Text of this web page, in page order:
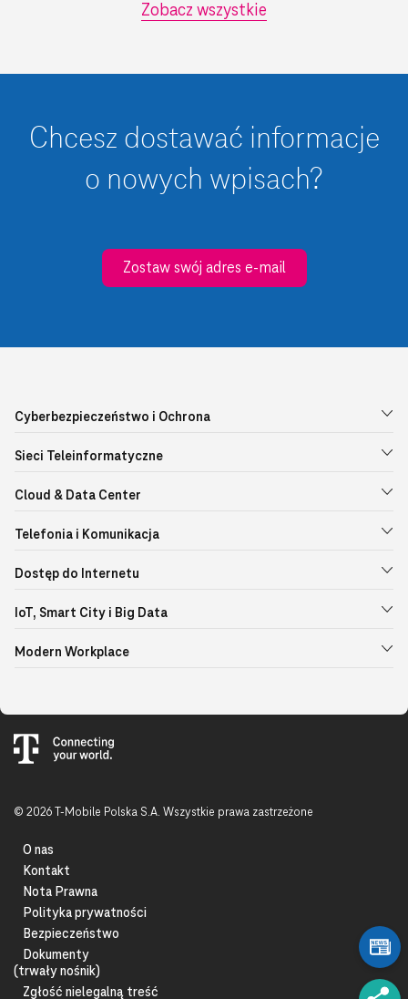
Zobacz wszystkie
Chcesz dostawać informacje
o nowych wpisach?
Zostaw swój adres e-mail
Cyberbezpieczeństwo i Ochrona
Sieci Teleinformatyczne
Cloud & Data Center
Telefonia i Komunikacja
Dostęp do Internetu
IoT, Smart City i Big Data
Modern Workplace
© 2026 T-Mobile Polska S.A. Wszystkie prawa zastrzeżone
O nas
Kontakt
Nota Prawna
Polityka prywatności
Bezpieczeństwo
Dokumenty
(trwały nośnik)
Zgłość nielegalną treść